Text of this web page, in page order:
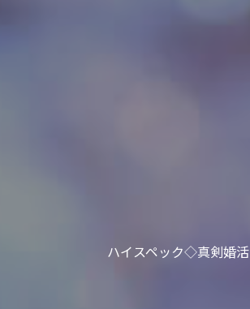
ハイスペック◇真剣婚活